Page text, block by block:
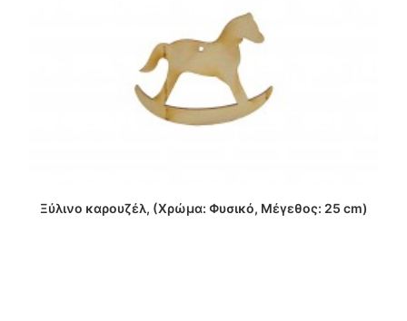
ΔΙΑΒΑΣΤΕ ΠΕΡΙΣΣΟΤΕΡΑ
Ξύλινο καρουζέλ, (Χρώμα: Φυσικό, Μέγεθος: 25 cm)